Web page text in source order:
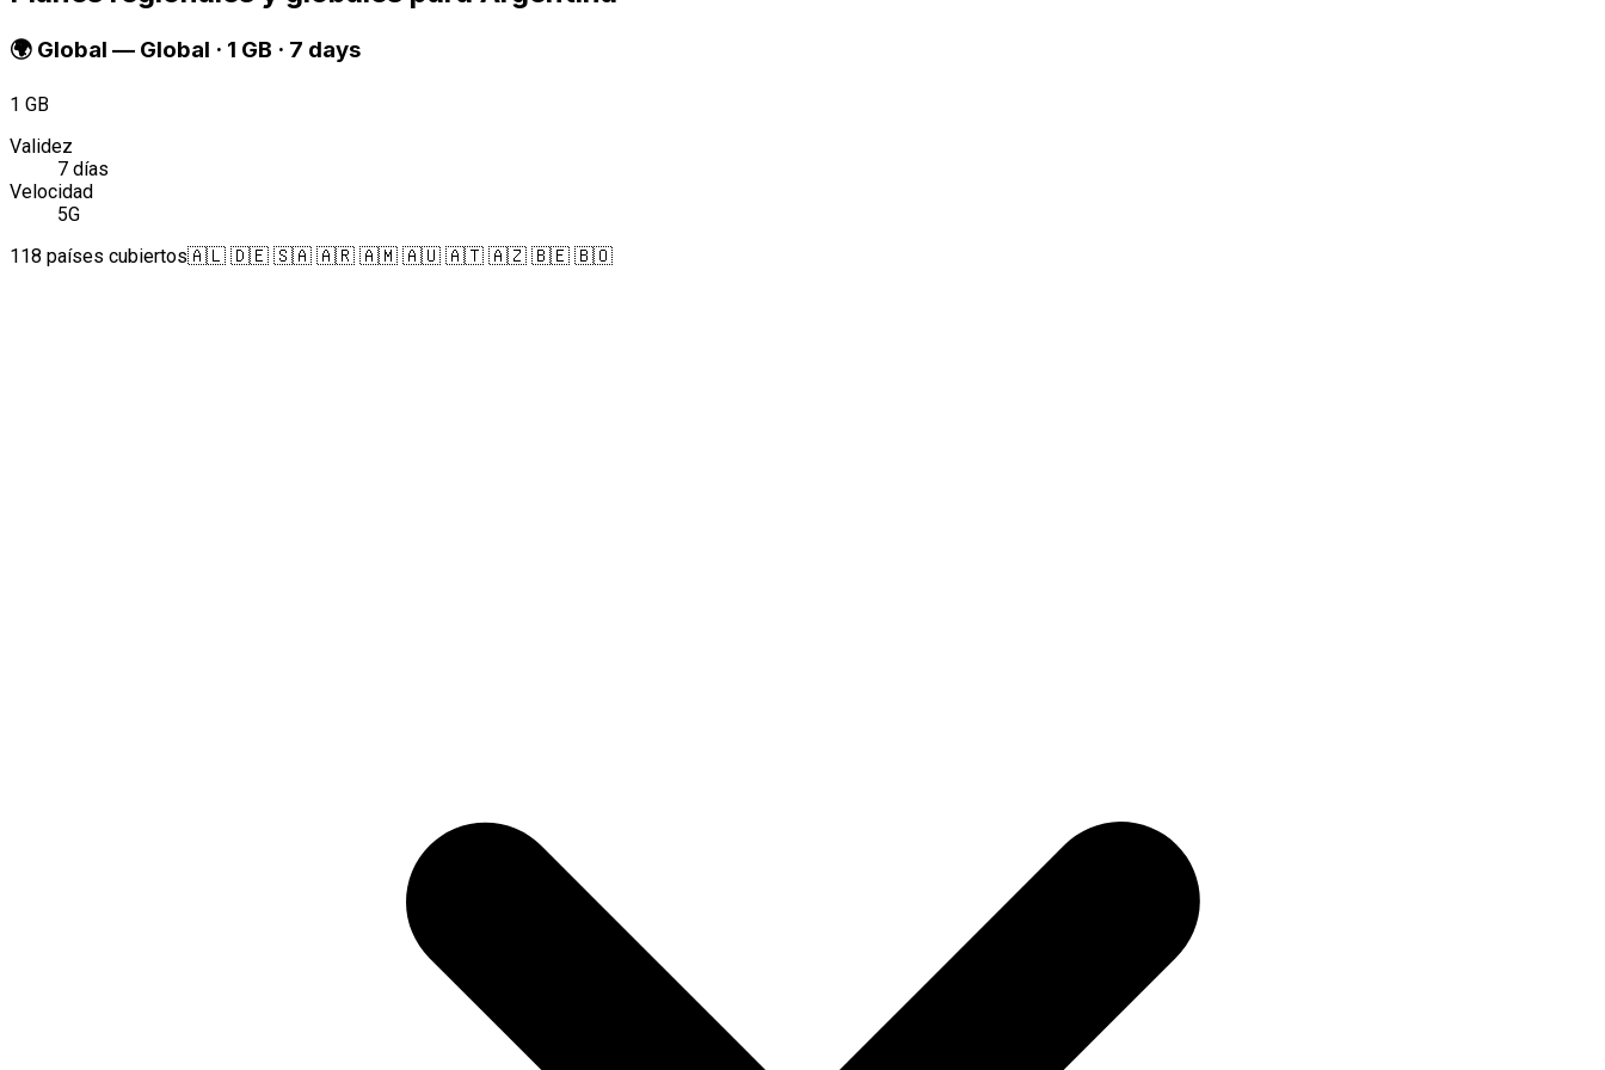
🌍 Global — Global · 1 GB · 7 days
1 GB
Validez
7 días
Velocidad
5G
118 países cubiertos🇦🇱 🇩🇪 🇸🇦 🇦🇷 🇦🇲 🇦🇺 🇦🇹 🇦🇿 🇧🇪 🇧🇴